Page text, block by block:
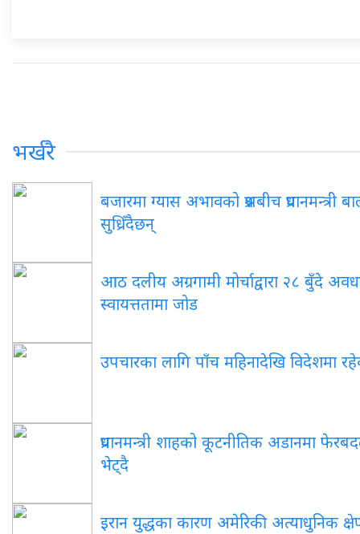
भर्खरै
बजारमा ग्यास अभावको प्रश्नबीच
सुध्रिँदैछन्
आठ दलीय अग्रगामी मोर्चाद्वारा २८ बुँदे
स्वायत्ततामा जोड
उपचारका लागि पाँच महिनादेखि विदेशमा
प्रधानमन्त्री शाहको कूटनीतिक अडानमा
भेट्दै
इरान युद्धका कारण अमेरिकी अत्याधुनिक